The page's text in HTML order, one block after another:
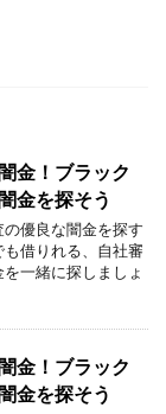
金！ブラック
金を探そう
優良な闇金を探す
借りれる、自社審
一緒に探しましょ
金！ブラック
金を探そう